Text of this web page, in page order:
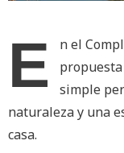
E
n el
simple
naturaleza y una
casa.